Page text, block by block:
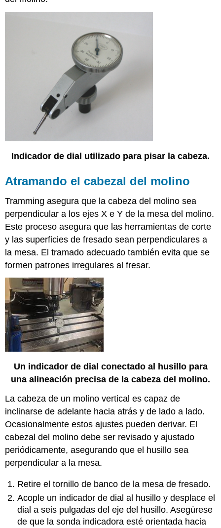
por
ascenso
Ajuste
velocidad
husillo
de
un
buscador
de
bordes
Uso
de
diales
del
micrómetro
Stock
de
cuadratura
Fresado
frontal
Ranuras
de
Fresado
avanzado
TEST
Indicador de dial utilizado para pisar la cabeza.
Atramando el cabezal del molino
Tramming asegura que la cabeza del molino sea
perpendicular a los ejes X e Y de la mesa del molino.
Este proceso asegura que las herramientas de corte
y las superficies de fresado sean perpendiculares a
la mesa. El tramado adecuado también evita que se
formen patrones irregulares al fresar.
Un indicador de dial conectado al husillo para
una alineación precisa de la cabeza del molino.
La cabeza de un molino vertical es capaz de
inclinarse de adelante hacia atrás y de lado a lado.
Ocasionalmente estos ajustes pueden derivar. El
cabezal del molino debe ser revisado y ajustado
periódicamente, asegurando que el husillo sea
perpendicular a la mesa.
Retire el tornillo de banco de la mesa de fresado.
Acople un indicador de dial al husillo y desplace el
dial a seis pulgadas del eje del husillo. Asegúrese
de que la sonda indicadora esté orientada hacia